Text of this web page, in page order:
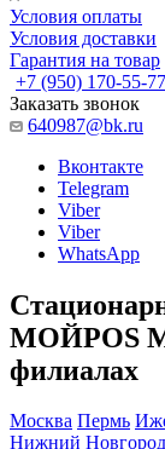
Условия оплаты
Условия доставки
Гарантия на товар
+7 (950) 170-55-77
Заказать звонок
640987@bk.ru
Вконтакте
Telegram
Viber
Viber
WhatsApp
МОЙPOS
филиалах
Москва Пермь
Нижний Новгород